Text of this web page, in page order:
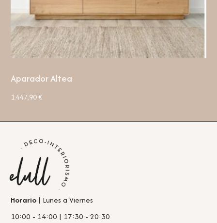
Aparador Altea
1.447,90€
Horario | Lunes a Viernes
10:00 - 14:00 | 17:30 - 20:30